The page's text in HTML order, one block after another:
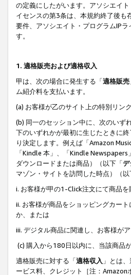
の定義にしたがいます。アソシエイ
イセンスの第3条は、本規約終了後も
要件、アソシエイト・プログラムIP
す。
1. 適格販売および適格収入
甲は、次の場合に発生する「適格販売
ム紹介料を支払います。
(a) お客様が乙のサイト上の特別リン
(b) 同一のセッション中に、次のいず
下のいずれかが最初に生じたときに
り決定します。例えば「Amazon
「Kindle 本」、「Kindle
ダウンロードまたは商品）（以下「デ
マゾン・サイトを訪問した時点）（以
i. お客様が甲の1-Click注文にて商品を
ii. お客様が商品をショッピングカー
か、または
iii. デジタル商品に関連し、お客様が
(c) 購入から180日以内に、当該商品
適格販売に対する「適格収入 」とは
ービス料、クレジット［注：